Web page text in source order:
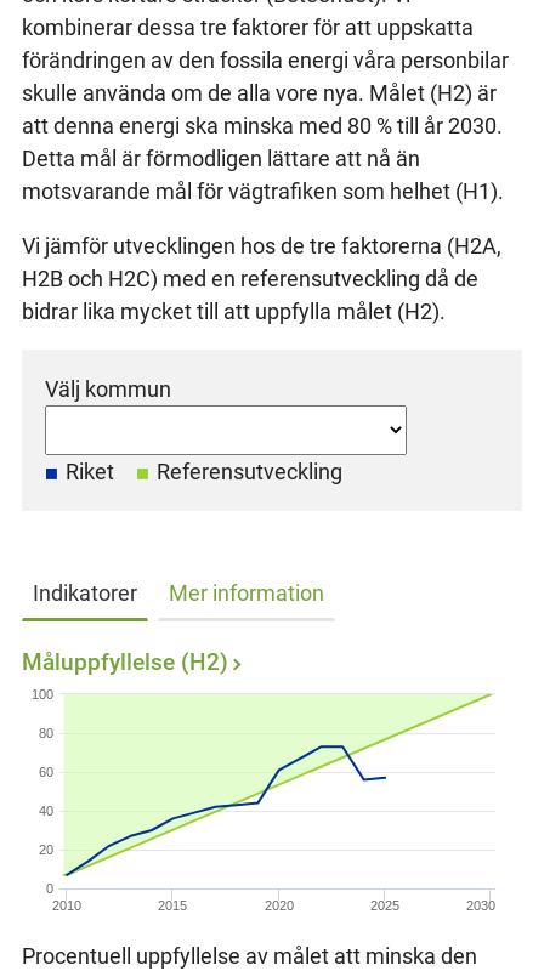
kombinerar dessa tre faktorer för att uppskatta
förändringen av den fossila energi våra personbilar
skulle använda om de alla vore nya. Målet (H2) är
att denna energi ska minska med 80 % till år 2030.
Detta mål är förmodligen lättare att nå än
motsvarande mål för vägtrafiken som helhet (H1).
Vi jämför utvecklingen hos de tre faktorerna (H2A,
H2B och H2C) med en referensutveckling då de
bidrar lika mycket till att uppfylla målet (H2).
Välj kommun
Riket Referensutveckling
Indikatorer Mer information
2010 2015 2020 2025 2030
0
20
40
60
80
100
Måluppfyllelse (H2)
Procentuell uppfyllelse av målet att minska den